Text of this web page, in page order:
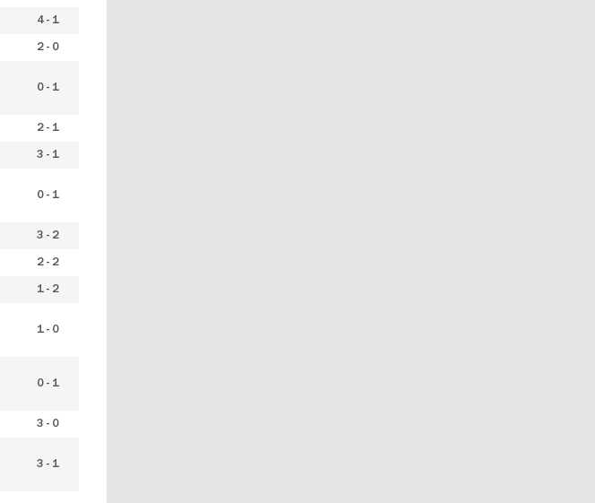
4 - 1
2 - 0
0 - 1
2 - 1
3 - 1
0 - 1
3 - 2
2 - 2
1 - 2
1 - 0
0 - 1
3 - 0
3 - 1